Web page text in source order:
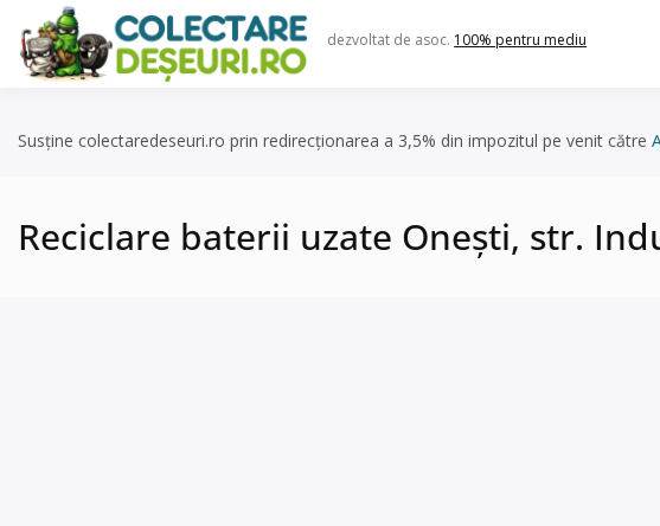
content
dezvoltat de asoc. 100% pentru mediu
Susține colectaredeseuri.ro prin redirecționarea a 3,5% din impozitul pe venit către
Reciclare baterii uzate Onești, str.